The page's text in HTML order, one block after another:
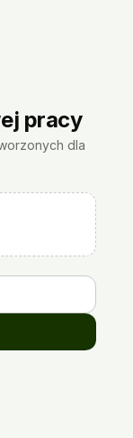
pracy
dla